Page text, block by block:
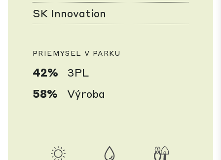
SK Innovation
PRIEMYSEL V PARKU
42%
3PL
58%
Výroba